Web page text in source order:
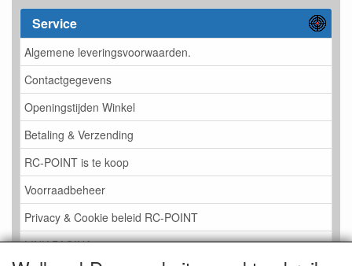
Service
Algemene leveringsvoorwaarden.
Contactgegevens
Openingstijden Winkel
Betaling & Verzending
RC-POINT is te koop
Voorraadbeheer
Privacy & Cookie beleid RC-POINT
LINK PAGINA